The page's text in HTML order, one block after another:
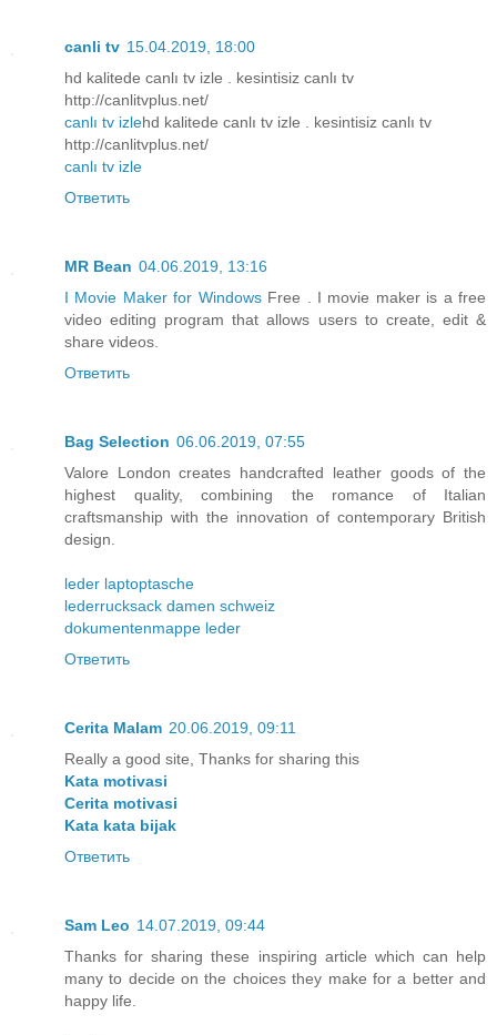
canli tv 15.04.2019, 18:00
hd kalitede canlı tv izle . kesintisiz canlı tv
http://canlitvplus.net/
canlı tv izlehd kalitede canlı tv izle . kesintisiz canlı tv
http://canlitvplus.net/
canlı tv izle
Ответить
MR Bean 04.06.2019, 13:16
I Movie Maker for WindowsFree . I movie maker is a free
video editing program that allows users to create, edit &
share videos.
Ответить
Bag Selection 06.06.2019, 07:55
Valore London creates handcrafted leather goods of the
highest quality, combining the romance of Italian
craftsmanship with the innovation of contemporary British
design.
leder laptoptasche
lederrucksack damen schweiz
dokumentenmappe leder
Ответить
Cerita Malam 20.06.2019, 09:11
Really a good site, Thanks for sharing this
Kata motivasi
Cerita motivasi
Kata kata bijak
Ответить
Sam Leo 14.07.2019, 09:44
Thanks for sharing these inspiring article which can help
many to decide on the choices they make for a better and
happy life.